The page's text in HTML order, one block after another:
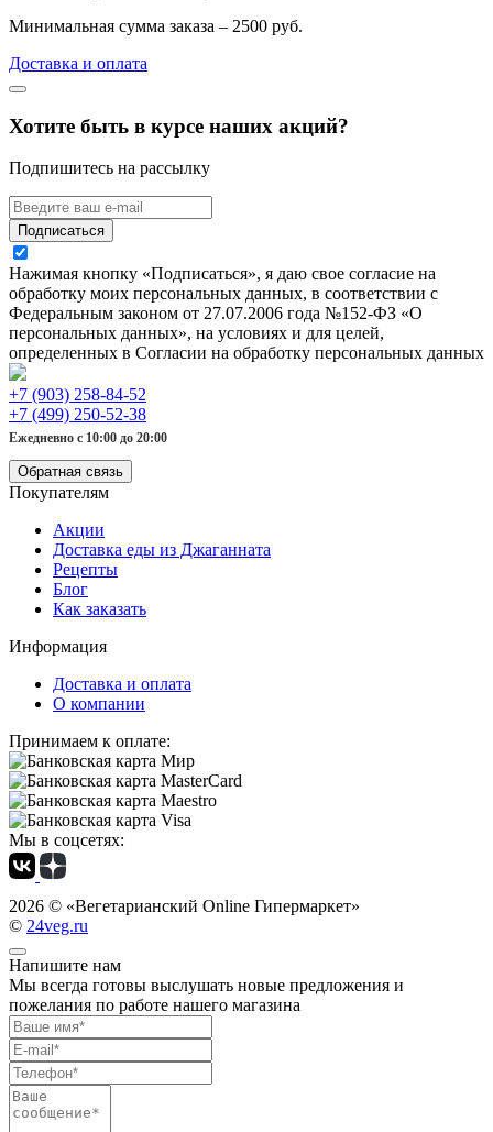
Минимальная сумма заказа – 2500 руб.
Доставка и оплата
Хотите быть в курсе наших акций?
Подпишитесь на рассылку
Подписаться
Нажимая кнопку «Подписаться», я даю свое согласие на
обработку моих персональных данных, в соответствии с
Федеральным законом от 27.07.2006 года №152-ФЗ «О
персональных данных», на условиях и для целей,
определенных в Согласии на обработку персональных данных
+7 (903) 258-84-52
+7 (499) 250-52-38
Ежедневно с 10:00 до 20:00
Обратная связь
Покупателям
Акции
Доставка еды из Джаганната
Рецепты
Блог
Как заказать
Информация
Доставка и оплата
О компании
Принимаем к оплате:
Мы в соцсетях:
2026 © «Вегетарианский Online Гипермаркет»
© 24veg.ru
Напишите нам
Мы всегда готовы выслушать новые предложения и
пожелания по работе нашего магазина